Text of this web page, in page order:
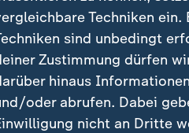
Techniken ein.
sind unbedingt
Zustimmung dürfen
hinaus
oder abrufen. Dabei
nicht an Dritte